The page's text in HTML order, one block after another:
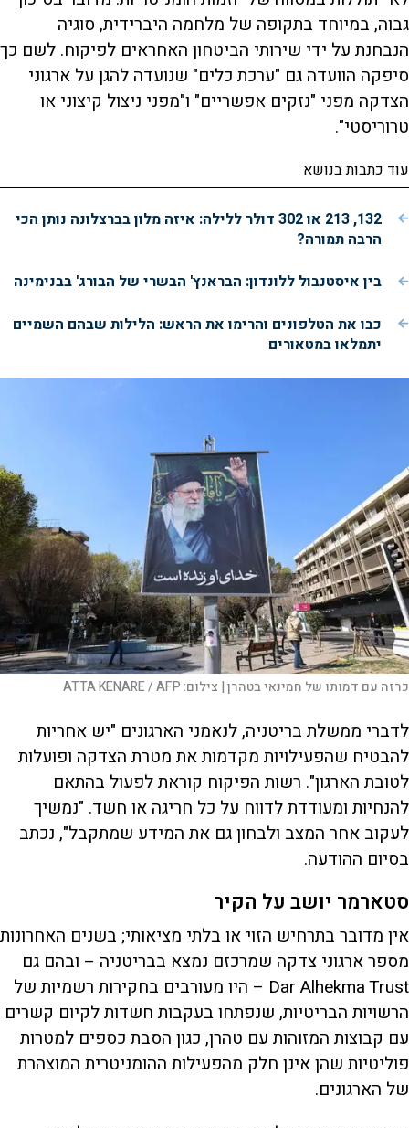
גבוה, במיוחד בתקופה של מלחמה היברידית, סוגיה
הנבחנת על ידי שירותי הביטחון האחראים לפיקוח. לשם כך
סיפקה הוועדה גם "ערכת כלים" שנועדה להגן על ארגוני
הצדקה מפני "נזקים אפשריים" ו"מפני ניצול קיצוני או
טרוריסטי".
עוד כתבות בנושא
132, 213 או 302 דולר ללילה: איזה מלון בברצלונה נותן הכי
הרבה תמורה?
בין איסטנבול ללונדון: הבראנץ' הבשרי של הבורג' בבנימינה
כבו את הטלפונים והרימו את הראש: הלילות שבהם השמיים
יתמלאו במטאורים
כרזה עם דמותו של חמינאי בטהרן | צילום:ATTA KENARE / AFP
לדברי ממשלת בריטניה, לנאמני הארגונים "יש אחריות
להבטיח שהפעילויות מקדמות את מטרת הצדקה ופועלות
לטובת הארגון". רשות הפיקוח קוראת לפעול בהתאם
להנחיות ומעודדת לדווח על כל חריגה או חשד. "נמשיך
לעקוב אחר המצב ולבחון גם את המידע שמתקבל", נכתב
בסיום ההודעה.
סטארמר יושב על הקיר
אין מדובר בתרחיש הזוי או בלתי מציאותי; בשנים האחרונות
מספר ארגוני צדקה שמרכזם נמצא בבריטניה – ובהם גם
Dar Alhekma Trust – היו מעורבים בחקירות רשמיות של
הרשויות הבריטיות, שנפתחו בעקבות חשדות לקיום קשרים
עם קבוצות המזוהות עם טהרן, כגון הסבת כספים למטרות
פוליטיות שהן אינן חלק מהפעילות ההומניטרית המוצהרת
של הארגונים.